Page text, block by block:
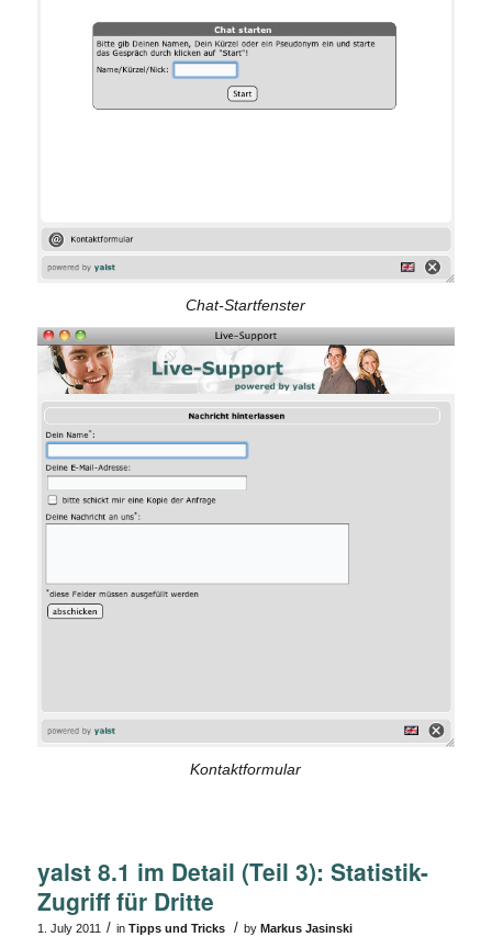
Chat-Startfenster
Kontaktformular
yalst 8.1 im Detail (Teil 3): Statistik-
Zugriff für Dritte
1. July 2011 / in Tipps und Tricks / by Markus Jasinski